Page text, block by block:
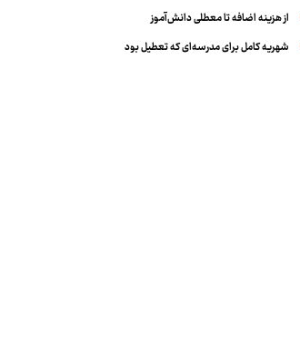
از هزینه اضافه تا معطلی دانش‌آموز
شهریه کامل برای مدرسه‌ای که تعطیل بود